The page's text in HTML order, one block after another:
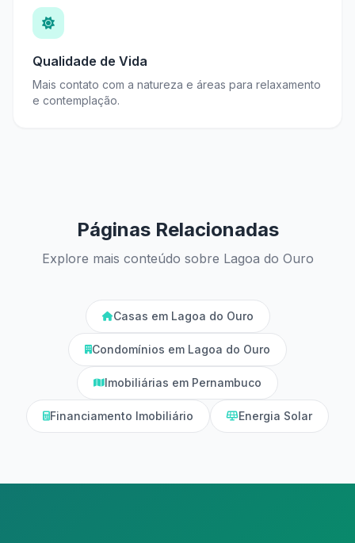
Qualidade de Vida
Mais contato com a natureza e áreas para relaxamento
e contemplação.
Páginas Relacionadas
Explore mais conteúdo sobre Lagoa do Ouro
Casas em Lagoa do Ouro
Condomínios em Lagoa do Ouro
Imobiliárias em Pernambuco
Financiamento Imobiliário Energia Solar